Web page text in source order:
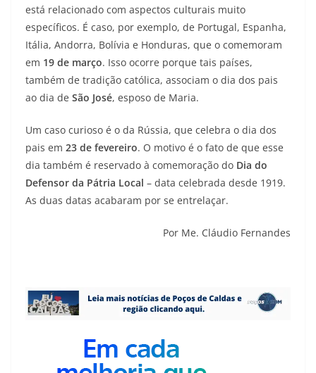
está relacionado com aspectos culturais muito
específicos. É caso, por exemplo, de Portugal, Espanha,
Itália, Andorra, Bolívia e Honduras, que o comemoram
em 19 de março. Isso ocorre porque tais países,
também de tradição católica, associam o dia dos pais
ao dia de São José, esposo de Maria.
Um caso curioso é o da Rússia, que celebra o dia dos
pais em 23 de fevereiro. O motivo é o fato de que esse
dia também é reservado à comemoração do Dia do
Defensor da Pátria Local – data celebrada desde 1919.
As duas datas acabaram por se entrelaçar.
Por Me. Cláudio Fernandes